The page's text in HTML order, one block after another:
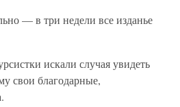
— в три недели все изданье
искали случая увидеть
свои благодарные,